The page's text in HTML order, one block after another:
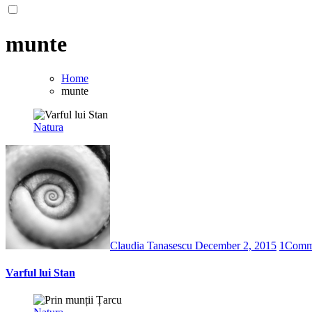
munte
Home
munte
Natura
Claudia Tanasescu December 2, 2015 1
Varful lui Stan